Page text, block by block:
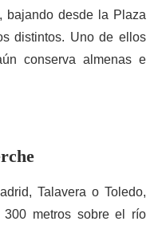
bajando desde la Plaza
distintos. Uno de ellos
conserva almenas e
Talavera o Toledo,
metros sobre el río